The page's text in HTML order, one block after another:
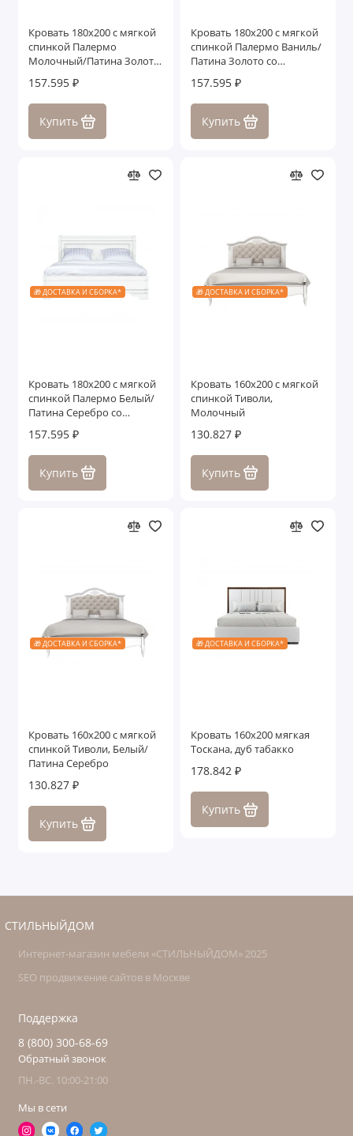
Кровать 180x200 с мягкой
спинкой Палермо
Молочный/Патина Золото
157.595 ₽
Купить
Кровать 180x200 с мягкой
спинкой Палермо Ваниль/
Патина Золото со
157.595 ₽
Купить
🎁 ДОСТАВКА И СБОРКА*
Кровать 180x200 с мягкой
спинкой Палермо Белый/
Патина Серебро со
157.595 ₽
Купить
🎁 ДОСТАВКА И СБОРКА*
Кровать 160x200 с мягкой
спинкой Тиволи,
Молочный
130.827 ₽
Купить
🎁 ДОСТАВКА И СБОРКА*
Кровать 160x200 с мягкой
спинкой Тиволи, Белый/
Патина Серебро
130.827 ₽
Купить
🎁 ДОСТАВКА И СБОРКА*
Кровать 160x200 мягкая
Тоскана, дуб табакко
178.842 ₽
Купить
СТИЛЬНЫЙДОМ
Интернет-магазин мебели «СТИЛЬНЫЙДОМ» 2025
SEO продвижение сайтов в Москве
Поддержка
8 (800) 300-68-69
Обратный звонок
ПН.-ВС. 10:00-21:00
Мы в сети